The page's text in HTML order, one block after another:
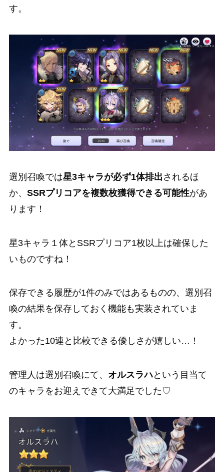
す。
選別召喚では星3キャラが必ず1体排出 されるほ
か、 SSRプリコアを複数枚獲得できる可能性があ
ります！
星3キャラ１体とSSRプリコア1枚以上は確保した
いものですね！
保存できる履歴が1件のみではあるものの、選別召
喚の結果を保存しておく機能も実装されていま
す。
よかった10連と比較できる優しさが嬉しい…！
管理人は選別召喚にて、 オルスラハという目当て
のキャラをお迎えできて大満足でした♡